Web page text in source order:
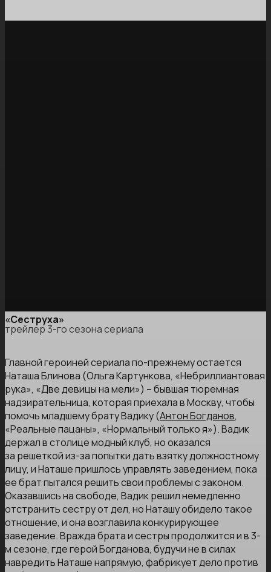
«Сеструха»
трейлер 3-го сезона сериала
Главной героиней сериала по-прежнему остается
Наташа Блинова (Ольга Картункова, «Небриллиантовая
рука», «Две девицы на мели») – бывшая тюремная
надзирательница, которая приехала в Москву, чтобы
помочь младшему брату Вадику (Антон Богданов,
«Реальные пацаны», «Нормальный только я»). Вадик
держал в столице модный клуб, но оказался
за решеткой из-за попытки дать взятку должностному
лицу, и Наташе пришлось управлять заведением, пока
ее брат пытался решить свои проблемы с законом.
Оказавшись на свободе, Вадик решил немедленно
отстранить сестру от дел, но Наташу обидело такое
отношение, и она возглавила конкурирующее
заведение. Вражда брата и сестры продолжится и в 3-
м сезоне, где герой Богданова, будучи не в силах
навредить Наташе напрямую, фабрикует дело против